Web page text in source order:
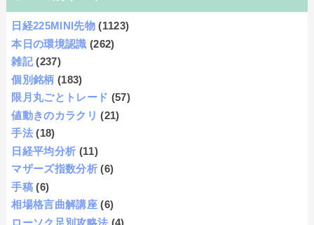
日経225MINI先物 (1123)
本日の環境認識 (262)
雑記 (237)
個別銘柄 (183)
限月丸ごとトレード (57)
値動きのカラクリ (21)
手法 (18)
日経平均分析 (11)
マザーズ指数分析 (6)
手稿 (6)
相場格言曲解講座 (6)
ローソク足別攻略法 (4)